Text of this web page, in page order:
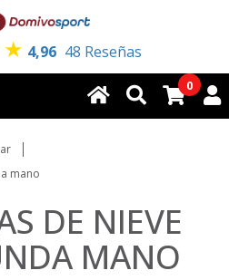
★ 4,96 48 Reseñas
0
mano
DE NIEVE
MANO